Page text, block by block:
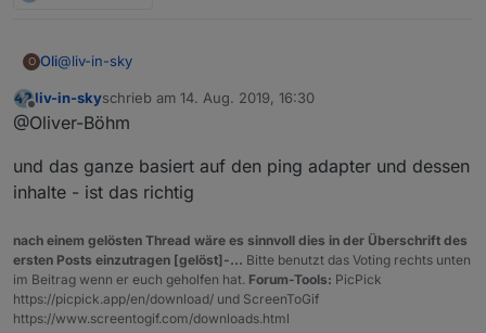
O Oli@liv-in-sky
da hast du mich jetzt falsch verstanden, möchte das wie
folgt anlegen:
Heizöl = Netzwerk
Bestelldaten = Gerät 1
Entladestellen = Gerätename
und das für jedes Gerät.
Offline
liv-in-skyschrieb am 14. Aug. 2019, 16:30
zuletzt editiert von
@Oliver-Böhm
und das ganze basiert auf den ping adapter und dessen
inhalte - ist das richtig
nach einem gelösten Thread wäre es sinnvoll dies in der Überschrift des
ersten Posts einzutragen [gelöst]-... Bitte benutzt das Voting rechts unten
im Beitrag wenn er euch geholfen hat. Forum-Tools: PicPick
https://picpick.app/en/download/ und ScreenToGif
https://www.screentogif.com/downloads.html